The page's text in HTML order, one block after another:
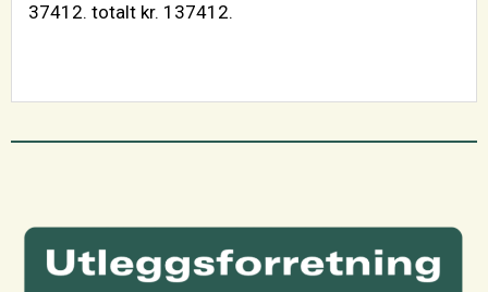
37412. totalt kr. 137412.